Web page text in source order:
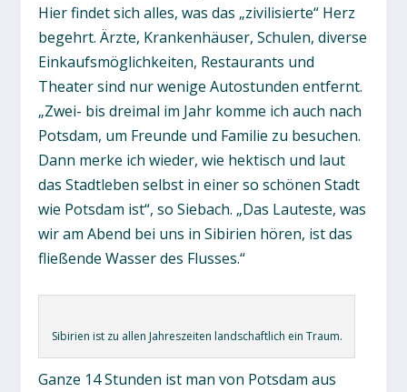
Hier findet sich alles, was das „zivilisierte“ Herz
begehrt. Ärzte, Krankenhäuser, Schulen, diverse
Einkaufsmöglichkeiten, Restaurants und
Theater sind nur wenige Autostunden entfernt.
„Zwei- bis dreimal im Jahr komme ich auch nach
Potsdam, um Freunde und Familie zu besuchen.
Dann merke ich wieder, wie hektisch und laut
das Stadtleben selbst in einer so schönen Stadt
wie Potsdam ist“, so Siebach. „Das Lauteste, was
wir am Abend bei uns in Sibirien hören, ist das
fließende Wasser des Flusses.“
Sibirien ist zu allen Jahreszeiten landschaftlich ein Traum.
Ganze 14 Stunden ist man von Potsdam aus